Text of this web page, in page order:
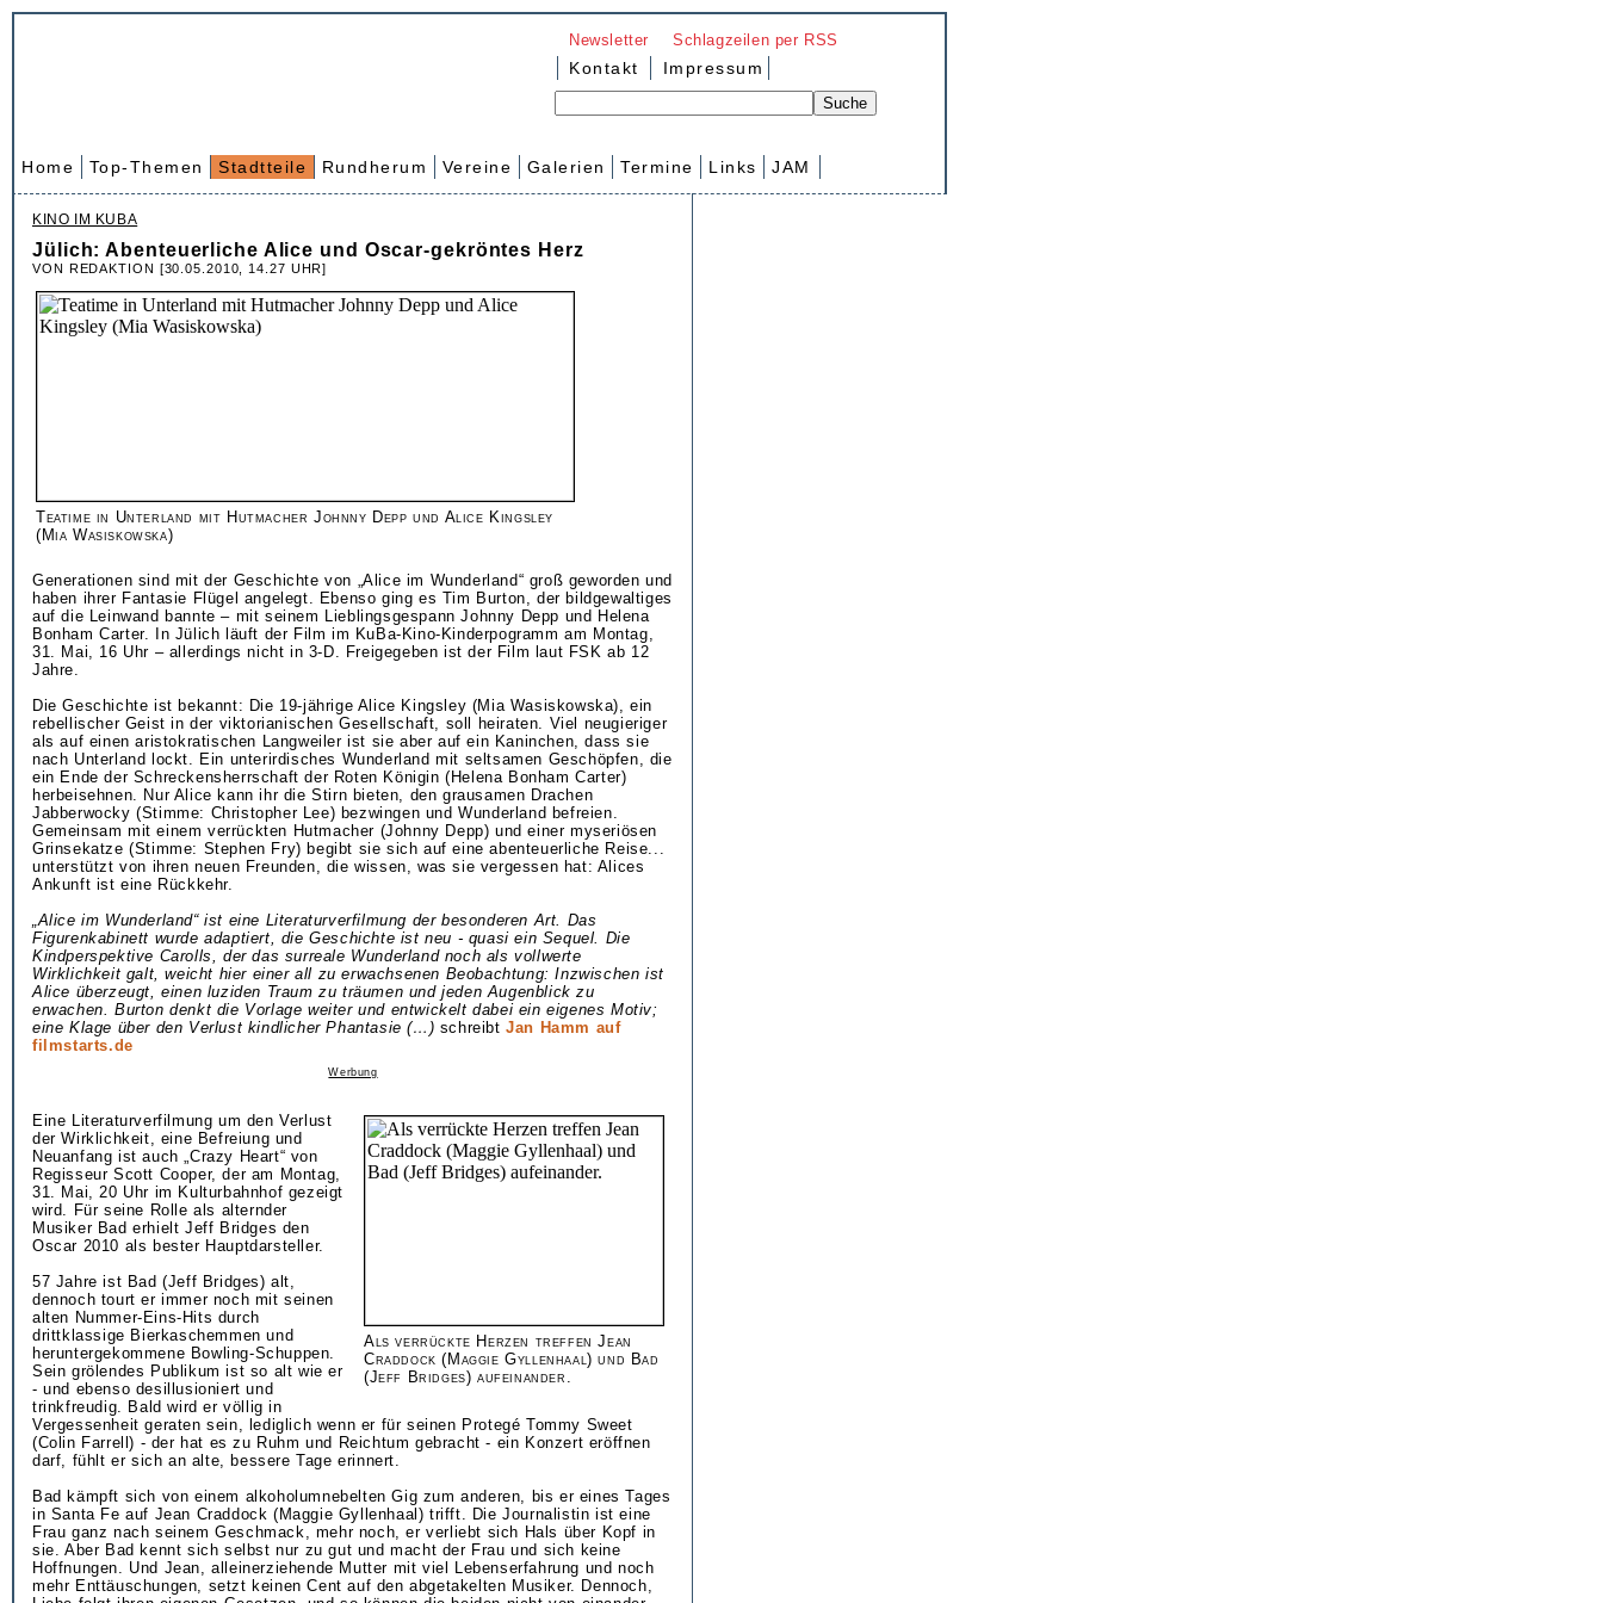
Newsletter Schlagzeilen per RSS
Kontakt Impressum
Home Top-Themen Stadtteile Rundherum Vereine Galerien Termine Links JAM
KINO IM KUBA
Jülich: Abenteuerliche Alice und Oscar-gekröntes Herz
VON REDAKTION [30.05.2010, 14.27 UHR]
Teatime in Unterland mit Hutmacher Johnny Depp und Alice Kingsley
(Mia Wasiskowska)
Generationen sind mit der Geschichte von „Alice im Wunderland“ groß geworden und
haben ihrer Fantasie Flügel angelegt. Ebenso ging es Tim Burton, der bildgewaltiges
auf die Leinwand bannte – mit seinem Lieblingsgespann Johnny Depp und Helena
Bonham Carter. In Jülich läuft der Film im KuBa-Kino-Kinderpogramm am Montag,
31. Mai, 16 Uhr – allerdings nicht in 3-D. Freigegeben ist der Film laut FSK ab 12
Jahre.
Die Geschichte ist bekannt: Die 19-jährige Alice Kingsley (Mia Wasiskowska), ein
rebellischer Geist in der viktorianischen Gesellschaft, soll heiraten. Viel neugieriger
als auf einen aristokratischen Langweiler ist sie aber auf ein Kaninchen, dass sie
nach Unterland lockt. Ein unterirdisches Wunderland mit seltsamen Geschöpfen, die
ein Ende der Schreckensherrschaft der Roten Königin (Helena Bonham Carter)
herbeisehnen. Nur Alice kann ihr die Stirn bieten, den grausamen Drachen
Jabberwocky (Stimme: Christopher Lee) bezwingen und Wunderland befreien.
Gemeinsam mit einem verrückten Hutmacher (Johnny Depp) und einer myseriösen
Grinsekatze (Stimme: Stephen Fry) begibt sie sich auf eine abenteuerliche Reise...
unterstützt von ihren neuen Freunden, die wissen, was sie vergessen hat: Alices
Ankunft ist eine Rückkehr.
„Alice im Wunderland“ ist eine Literaturverfilmung der besonderen Art. Das
Figurenkabinett wurde adaptiert, die Geschichte ist neu - quasi ein Sequel. Die
Kindperspektive Carolls, der das surreale Wunderland noch als vollwerte
Wirklichkeit galt, weicht hier einer all zu erwachsenen Beobachtung: Inzwischen ist
Alice überzeugt, einen luziden Traum zu träumen und jeden Augenblick zu
erwachen. Burton denkt die Vorlage weiter und entwickelt dabei ein eigenes Motiv;
eine Klage über den Verlust kindlicher Phantasie (…) schreibtJan Hamm auf
filmstarts.de
Werbung
Als verrückte Herzen treffen Jean
Craddock (Maggie Gyllenhaal) und Bad
(Jeff Bridges) aufeinander.
Eine Literaturverfilmung um den Verlust
der Wirklichkeit, eine Befreiung und
Neuanfang ist auch „Crazy Heart“ von
Regisseur Scott Cooper, der am Montag,
31. Mai, 20 Uhr im Kulturbahnhof gezeigt
wird. Für seine Rolle als alternder
Musiker Bad erhielt Jeff Bridges den
Oscar 2010 als bester Hauptdarsteller.
57 Jahre ist Bad (Jeff Bridges) alt,
dennoch tourt er immer noch mit seinen
alten Nummer-Eins-Hits durch
drittklassige Bierkaschemmen und
heruntergekommene Bowling-Schuppen.
Sein grölendes Publikum ist so alt wie er
- und ebenso desillusioniert und
trinkfreudig. Bald wird er völlig in
Vergessenheit geraten sein, lediglich wenn er für seinen Protegé Tommy Sweet
(Colin Farrell) - der hat es zu Ruhm und Reichtum gebracht - ein Konzert eröffnen
darf, fühlt er sich an alte, bessere Tage erinnert.
Bad kämpft sich von einem alkoholumnebelten Gig zum anderen, bis er eines Tages
in Santa Fe auf Jean Craddock (Maggie Gyllenhaal) trifft. Die Journalistin ist eine
Frau ganz nach seinem Geschmack, mehr noch, er verliebt sich Hals über Kopf in
sie. Aber Bad kennt sich selbst nur zu gut und macht der Frau und sich keine
Hoffnungen. Und Jean, alleinerziehende Mutter mit viel Lebenserfahrung und noch
mehr Enttäuschungen, setzt keinen Cent auf den abgetakelten Musiker. Dennoch,